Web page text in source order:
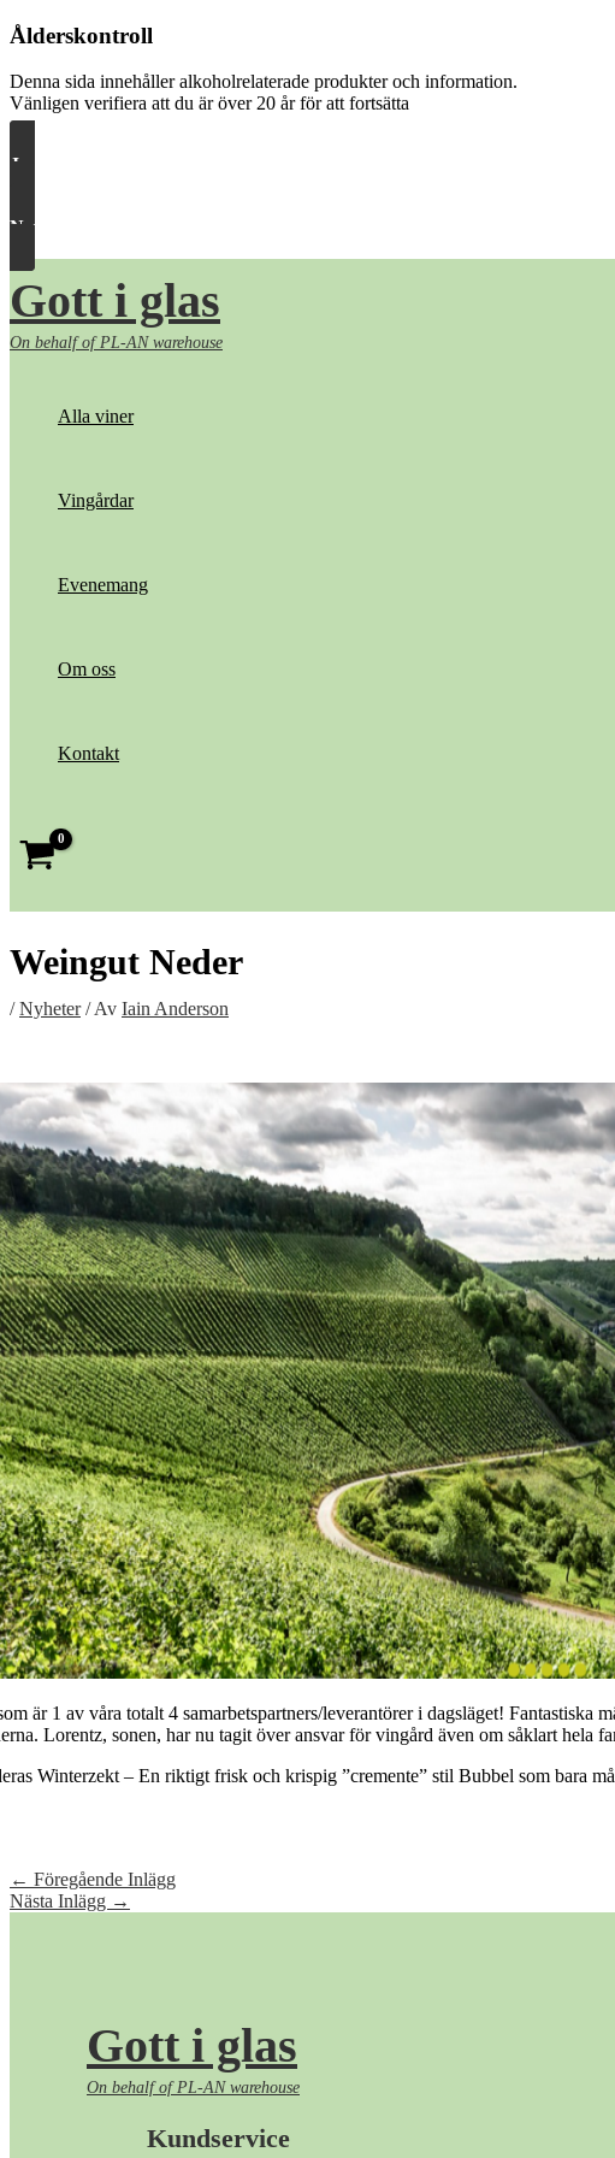
Ålderskontroll
Denna sida innehåller alkoholrelaterade produkter och information.
Vänligen verifiera att du är över 20 år för att fortsätta
Ja, släpp in mig
Nej, ta mig härifrån
Hoppa
till
innehåll
Gott i glas
On behalf of PL-AN warehouse
Alla viner
Vingårdar
Evenemang
Om oss
Kontakt
Weingut Neder
/Nyheter/ Av Iain Anderson
är 1 av våra totalt 4 samarbetspartners/leverantörer i dagsläget!
Lorentz, sonen, har nu tagit över ansvar för vingård även om såklart hela
Winterzekt – En riktigt frisk och krispig ”cremente” stil Bubbel som bara
← Föregående Inlägg
Nästa Inlägg →
Gott i glas
On behalf of PL-AN warehouse
Kundservice